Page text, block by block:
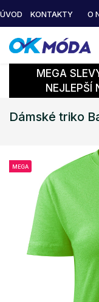
ÚVOD KONTAKTY O
MEGA
NEJLEPŠÍ
Dámské triko
MEGA